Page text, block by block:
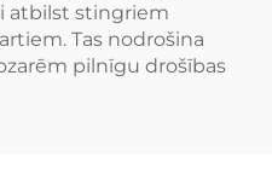
atbilst stingriem
Tas nodrošina
pilnīgu drošības